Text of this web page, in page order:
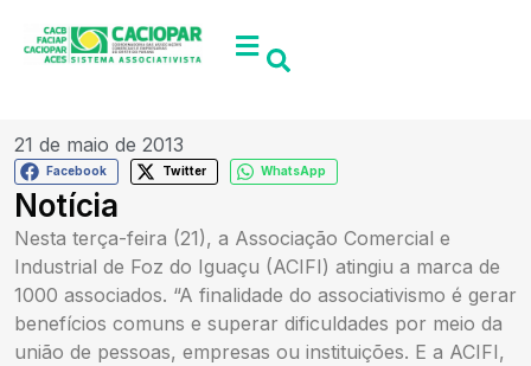
21 de maio de 2013
Facebook Twitter WhatsApp
Notícia
Nesta terça-feira (21), a Associação Comercial e
Industrial de Foz do Iguaçu (ACIFI) atingiu a marca de
1000 associados. “A finalidade do associativismo é gerar
benefícios comuns e superar dificuldades por meio da
união de pessoas, empresas ou instituições. E a ACIFI,